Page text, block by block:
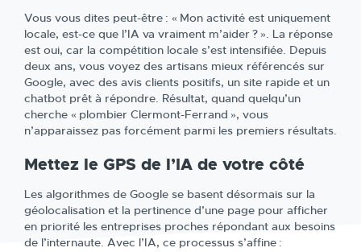
Vous vous dites peut-être : « Mon activité est uniquement
locale, est-ce que l’IA va vraiment m’aider ? ». La réponse
est oui, car la compétition locale s’est intensifiée. Depuis
deux ans, vous voyez des artisans mieux référencés sur
Google, avec des avis clients positifs, un site rapide et un
chatbot prêt à répondre. Résultat, quand quelqu’un
cherche « plombier Clermont-Ferrand », vous
n’apparaissez pas forcément parmi les premiers résultats.
Mettez le GPS de l’IA de votre côté
Les algorithmes de Google se basent désormais sur la
géolocalisation et la pertinence d’une page pour afficher
en priorité les entreprises proches répondant aux besoins
de l’internaute. Avec l’IA, ce processus s’affine :